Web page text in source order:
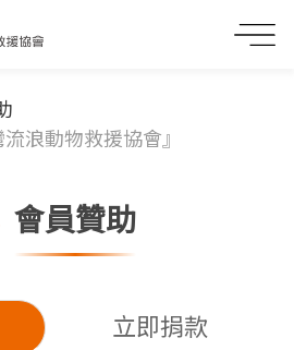
浪動物救援協會』
會員贊助
立即捐款